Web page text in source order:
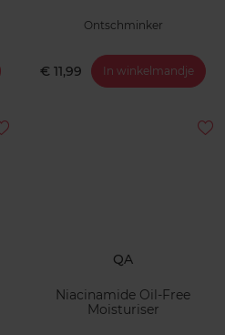
Ontschminker
€ 11,99 In winkelmandje
QA
Niacinamide Oil-Free
Moisturiser